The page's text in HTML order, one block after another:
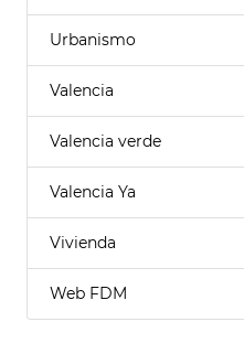
Urbanismo
Valencia
Valencia verde
Valencia Ya
Vivienda
Web FDM